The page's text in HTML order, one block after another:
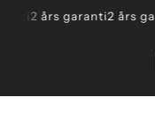
2 års garanti2 års